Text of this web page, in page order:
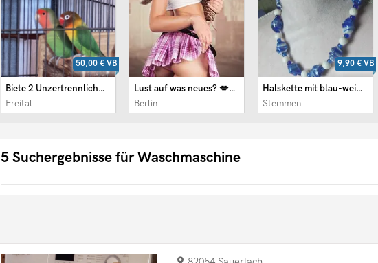
Biete 2 Unzertrennliche an
Freital
50,00 €VB
Lust auf was neues? 💋💦
Berlin
Halskette mit blau-weissen ...
Stemmen
9,90 €VB
5 Suchergebnisse für Waschmaschine